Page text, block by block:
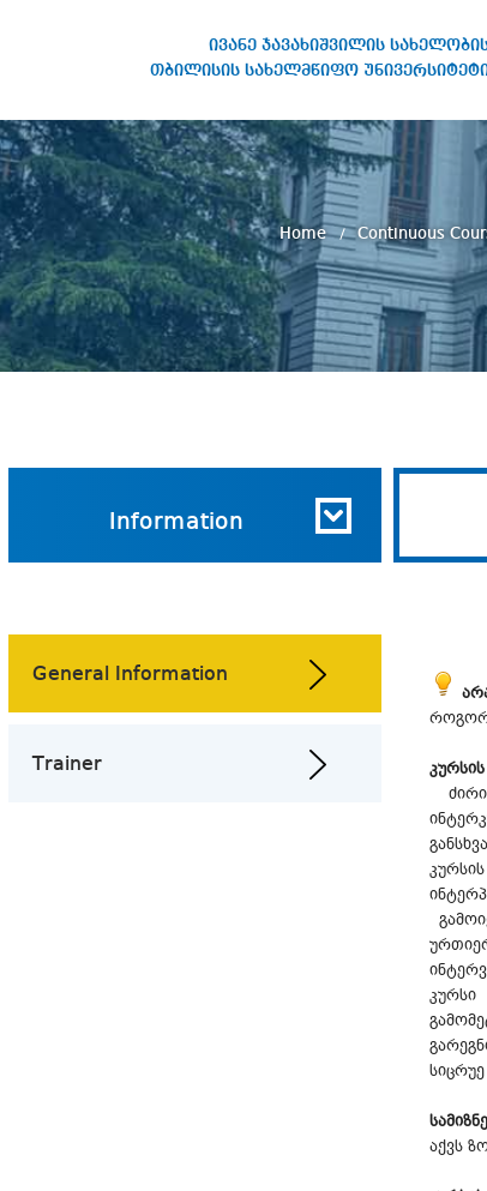
ივანე ჯავახიშვილის
თბილისის სახელმწიფო
Home Continuous
Information
General Information
Trainer
კურსი
აქვს